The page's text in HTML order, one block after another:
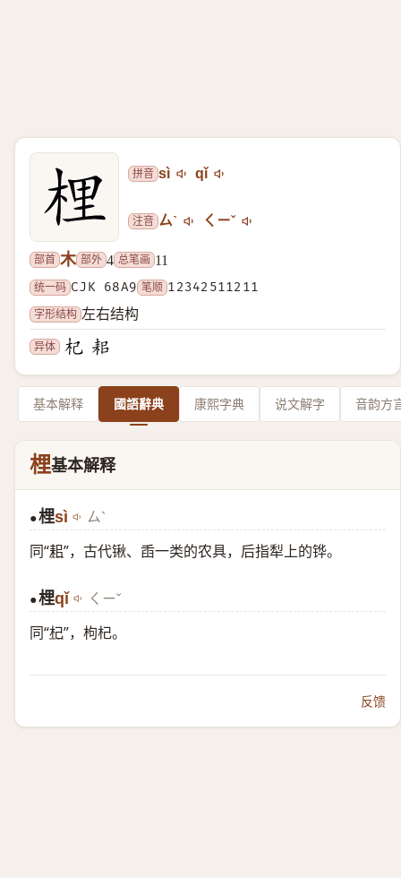
拼音 sì qǐ
注音 ㄙˋ ㄑㄧˇ
部首 木 部外 4 总笔画 11
统一码 CJK 68A9 笔顺 12342511211
字形结构 左右结构
异体
基本解释 國語辭典 康熙字典 说文解字 音韵方
梩基本解释
●梩sì ㄙˋ
同“耜”，古代锹、臿一类的农具，后指犁上的铧。
●梩qǐ ㄑㄧˇ
同“杞”，枸杞。
反馈